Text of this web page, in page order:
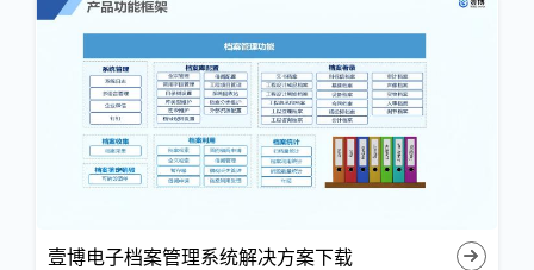
壹博电子档案管理系统解决方案下载